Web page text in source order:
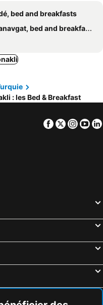
bed and breakfasts
bed and breakfasts
: les Bed & Breakfast
Facebook
Twitter